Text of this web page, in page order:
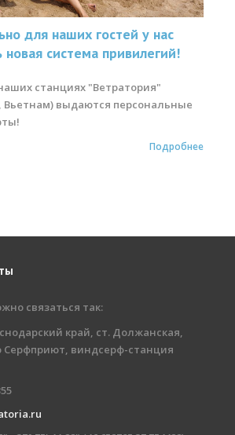
Ветратория.Вьетнам
Ветратория Египет
для наших гостей у нас
новая система привилегий!
станциях "Ветратория"
Вьетнам) выдаются персональные
Подробнее
связаться так:
край, ст. Должанская,
Серфприют, виндсерф-станция